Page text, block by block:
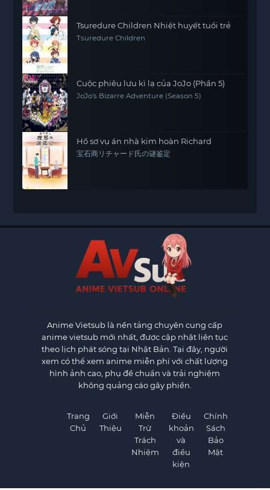
Tsuredure Children Nhiệt huyết tuổi trẻ
Tsuredure Children
Cuộc phiêu lưu kì lạ của JoJo (Phần 5)
JoJo's Bizarre Adventure (Season 5)
Hồ sơ vụ án nhà kim hoàn Richard
宝石商リチャード氏の谜鉴定
Anime Vietsub là nền tảng chuyên cung cấp
anime vietsub mới nhất, được cập nhật liên tục
theo lịch phát sóng tại Nhật Bản. Tại đây, người
xem có thể xem anime miễn phí với chất lượng
hình ảnh cao, phụ đề chuẩn và trải nghiệm
không quảng cáo gây phiền.
Trang
Chủ
Giới
Thiệu
Miễn
Trừ
Trách
Nhiệm
Điều
khoản
và
điều
kiện
Chính
Sách
Bảo
Mật